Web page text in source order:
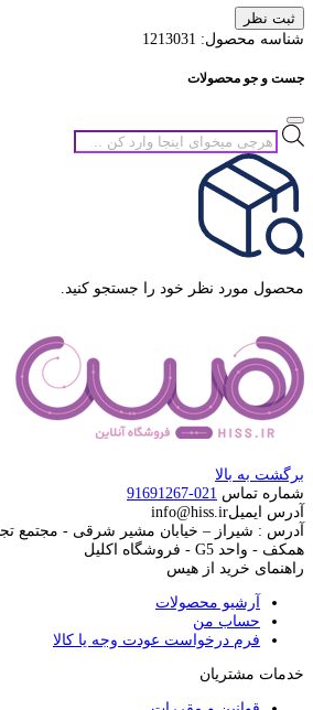
ثبت نظر
شناسه محصول: 1213031
جست و جو محصولات
جستجوی
محصولات
محصول مورد نظر خود را جستجو کنید.
برگشت به بالا
شماره تماس 021-91691267
آدرس ایمیلinfo@hiss.ir
آدرس : شیراز – خیابان مشیر شرقی - مجتمع
همکف - واحد G5 - فروشگاه اکلیل
راهنمای خرید از هیس
آرشیو محصولات
حساب من
فرم درخواست عودت وجه یا کالا
خدمات مشتریان